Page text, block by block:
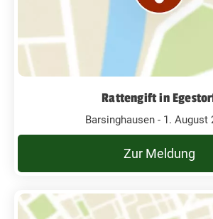
Rattengift in
Barsinghausen - 1. August
Zur Meldung